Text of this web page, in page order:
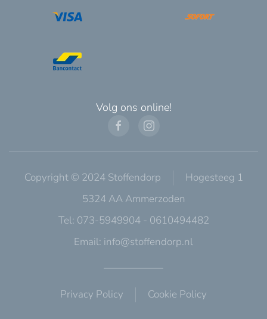
Volg ons online!
Copyright © 2024 Stoffendorp
Hogesteeg 1
5324 AA Ammerzoden
Tel: 073-5949904 - 0610494482
Email: info@stoffendorp.nl
Privacy Policy Cookie Policy